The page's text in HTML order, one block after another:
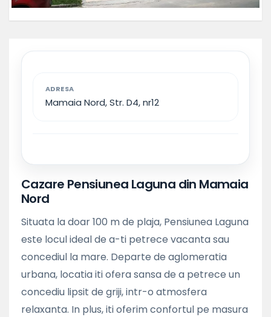
ADRESA
Mamaia Nord, Str. D4, nr12
Cazare Pensiunea Laguna din Mamaia
Nord
Situata la doar 100 m de plaja, Pensiunea Laguna
este locul ideal de a-ti petrece vacanta sau
concediul la mare. Departe de aglomeratia
urbana, locatia iti ofera sansa de a petrece un
concediu lipsit de griji, intr-o atmosfera
relaxanta. In plus, iti oferim confortul pe masura